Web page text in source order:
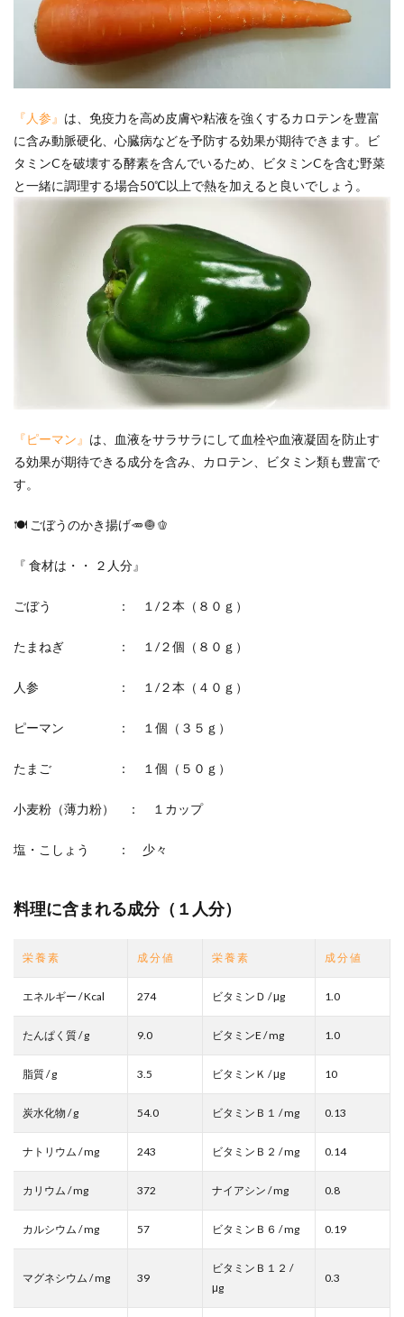
『人参』 は、免疫力を高め皮膚や粘液を強くするカロテンを豊富
に含み動脈硬化、心臓病などを予防する効果が期待できます。ビ
タミンCを破壊する酵素を含んでいるため、ビタミンCを含む野菜
と一緒に調理する場合50℃以上で熱を加えると良いでしょう。
『ピーマン』 は、血液をサラサラにして血栓や血液凝固を防止す
る効果が期待できる成分を含み、カロテン、ビタミン類も豊富で
す。
🍽 ごぼうのかき揚げ🥕🧅🫑
『 食材は・・ ２人分』
ごぼう ： １/２本（８０ｇ）
たまねぎ ： １/２個（８０ｇ）
人参 ： １/２本（４０ｇ）
ピーマン ： １個（３５ｇ）
たまご ： １個（５０ｇ）
小麦粉（薄力粉） ： １カップ
塩・こしょう ： 少々
料理に含まれる成分（１人分）
栄 養 素 成 分 値 栄 養 素 成 分 値
エネルギー / Kcal 274 ビタミンＤ / μg 1.0
たんぱく質 / g 9.0 ビタミンE / mg 1.0
脂質 / g 3.5 ビタミンＫ / μg 10
炭水化物 / g 54.0 ビタミンＢ１ / mg 0.13
ナトリウム / mg 243 ビタミンＢ２ / mg 0.14
カリウム / mg 372 ナイアシン / mg 0.8
カルシウム / mg 57 ビタミンＢ６ / mg 0.19
マグネシウム / mg 39
ビタミンＢ１２ /
μg
0.3